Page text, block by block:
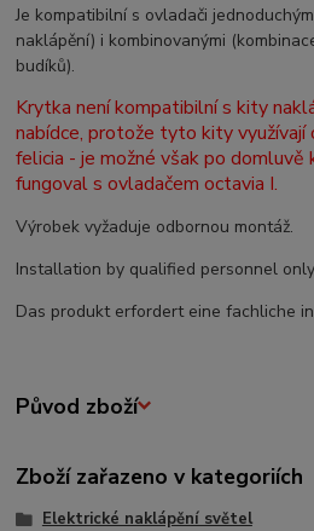
Je kompatibilní s ovladači
naklápění) i kombinovanými
budíků).
Krytka není kompatibilní s kity
nabídce, protože tyto kity využívají
felicia - je možné však po
fungoval s ovladačem octavia I.
Výrobek vyžaduje odbornou montáž.
Installation by qualified personnel
Das produkt erfordert eine fachliche
Původ zboží
Zboží zařazeno v kategoriích
Elektrické naklápění světel